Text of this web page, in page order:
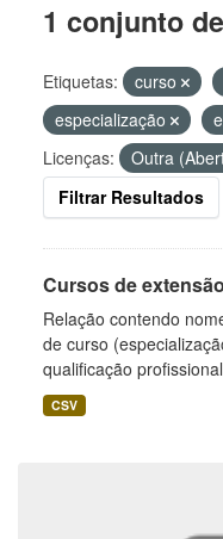
1 conjunto
Etiquetas: curso
especialização
Licenças:
Outra
Filtrar Resultados
Cursos de
Relação contendo
de curso
qualificação
CSV